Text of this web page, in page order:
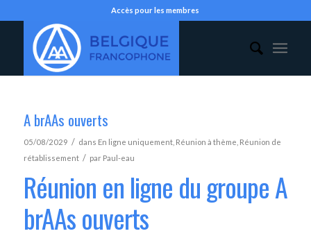
Accès pour les membres
A brAAs ouverts
05/08/2029 / dans En ligne uniquement, Réunion à thème Réunion de
rétablissement / par Paul-eau
Réunion en ligne du groupe A
brAAs ouverts